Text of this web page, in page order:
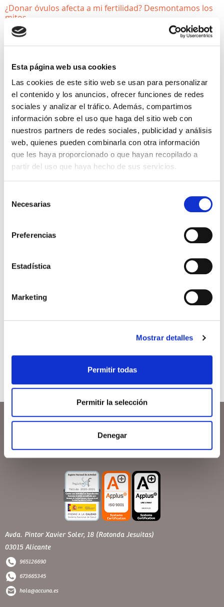
Esta página web usa cookies
Las cookies de este sitio web se usan para personalizar
el contenido y los anuncios, ofrecer funciones de redes
sociales y analizar el tráfico. Además, compartimos
información sobre el uso que haga del sitio web con
nuestros partners de redes sociales, publicidad y análisis
web, quienes pueden combinarla con otra información
que les haya proporcionado o que hayan recopilado a
partir del uso que haya hecho de sus servicios.
Necesarias
Preferencias
Estadística
Marketing
Mostrar detalles
Permitir todas
Permitir la selección
Denegar
¿Donar óvulos afecta a mi fertilidad? Desmontamos los
mitos
Legislación española sobre
En España, tanto la donación de óvulos como de
semen están reguladas en la Ley 14/2006 de 26 de
asistida. La regulación de […]
Avda. Pintor Xavier Soler, 18 (Rotonda Jesuitas)
03015 Alicante
965126690
673665345
hola@accuna.es